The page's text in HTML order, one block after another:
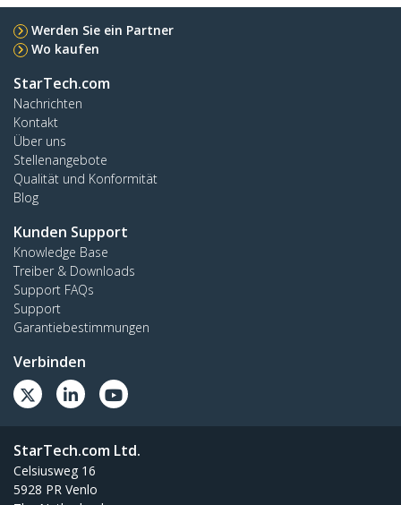
Werden Sie ein Partner
Wo kaufen
StarTech.com
Nachrichten
Kontakt
Über uns
Stellenangebote
Qualität und Konformität
Blog
Kunden Support
Knowledge Base
Treiber & Downloads
Support FAQs
Support
Garantiebestimmungen
Verbinden
StarTech.com Ltd.
Celsiusweg 16
5928 PR Venlo